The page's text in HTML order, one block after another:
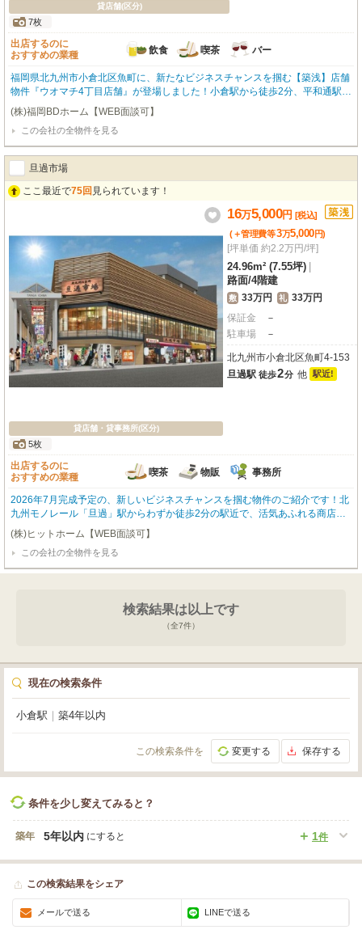
貸店舗(区分)
7枚
出店するのに
おすすめの業種
飲食 喫茶 バー
福岡県北九州市小倉北区魚町に、新たなビジネスチャンスを掴む【築浅】店舗
物件『ウオマチ4丁目店舗』が登場しました！小倉駅から徒歩2分、平和通駅・
旦過駅からはなんと徒歩1分の【駅近】ロケーションが魅力です。複数路線が
利用でき、お客様にとってもスタッフの方にとってもアクセスは抜群ですよ。
旦過市場の入口、小文字通りに面したこの路面店は、昼夜問わず多くの人通り
で賑わうエリア。コンビニや100円ショップ、飲食店も近く、集客に期待が持
てます。約33.06㎡の広々とした空間は、スケルトン仕様なので、お客様のイ
メージ通りの店舗を自由にデザインしていただけます。飲食全般からバー・カ
フェまで幅広い業種におすすめです。敷金0円で初期費用を抑えられるのも嬉
(株)福岡BDホーム【WEB面談可】
この会社の全物件を見る
旦過市場
ここ最近で75回 見られています！
貸店舗・貸事務所(区分)
5枚
16万5,000円 [税込]
(＋管理費等3万5,000円)
[坪単価 約2.2万円/坪]
24.96m² (7.55坪)
路面/4階建
敷 33万円 礼 33万円
保証金
－
駐車場
－
北九州市小倉北区魚町4-153
旦過駅 徒歩2分 他 駅近!
出店するのに
おすすめの業種
喫茶 物販 事務所
2026年7月完成予定の、新しいビジネスチャンスを掴む物件のご紹介です！北
九州モノレール「旦過」駅からわずか徒歩2分の駅近で、活気あふれる商店街
に面した抜群のロケーションが魅力です。約23.13㎡の広さで、1階路面店とい
う視認性の高さも嬉しいポイント。内装はスケルトンなので、お客様の思い描
く理想の店舗空間を自由にデザインしていただけます。喫茶・カフェ、小売・
物販、事務所など、幅広い業種におすすめです。周辺にはコンビニやスーパ
場所で、ぜひ成功への扉を開いてみませんか？
(株)ヒットホーム【WEB面談可】
この会社の全物件を見る
検索結果は以上です
（全7件）
現在の検索条件
小倉駅 築4年以内
この検索条件を 変更する 保存する
条件を少し変えてみると？
築年 1件
5年以内 にすると
この検索結果をシェア
メールで送る LINEで送る